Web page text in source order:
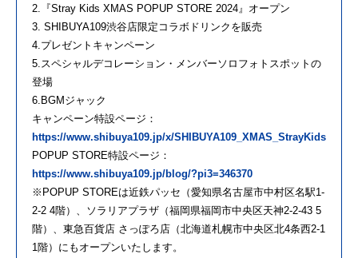
2.『Stray Kids XMAS POPUP STORE 2024』オープン
3. SHIBUYA109渋谷店限定コラボドリンクを販売
4.プレゼントキャンペーン
5.スペシャルデコレーション・メンバーソロフォトスポットの
登場
6.BGMジャック
キャンペーン特設ページ：
https://www.shibuya109.jp/x/SHIBUYA109_XMAS_StrayKids
POPUP STORE特設ページ：
https://www.shibuya109.jp/blog/?pi3=346370
※POPUP STOREは近鉄パッセ（愛知県名古屋市中村区名駅1-
2-2 4階）、ソラリアプラザ（福岡県福岡市中央区天神2-2-43 5
階）、東急百貨店 さっぽろ店（北海道札幌市中央区北4条西2-1
1階）にもオープンいたします。